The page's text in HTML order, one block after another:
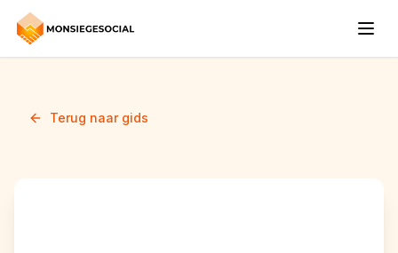
Terug naar gids